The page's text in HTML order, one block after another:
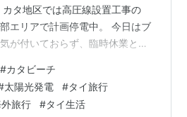
タ地区では高圧線設置工事の
エリアで計画停電中。 今日はブ
が付いておらず、臨時休業とな
、計画停電も関係無し！ 今日は
ンガン！発電＆蓄電バッチリ！
しています！
#カタビーチ
太陽光発電 #タイ旅行
旅行 #タイ生活